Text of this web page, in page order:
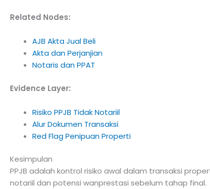
Related Nodes:
AJB Akta Jual Beli
Akta dan Perjanjian
Notaris dan PPAT
Evidence Layer:
Risiko PPJB Tidak Notariil
Alur Dokumen Transaksi
Red Flag Penipuan Properti
Kesimpulan
PPJB adalah kontrol risiko awal dalam transaksi
notariil dan potensi wanprestasi sebelum tahap final.